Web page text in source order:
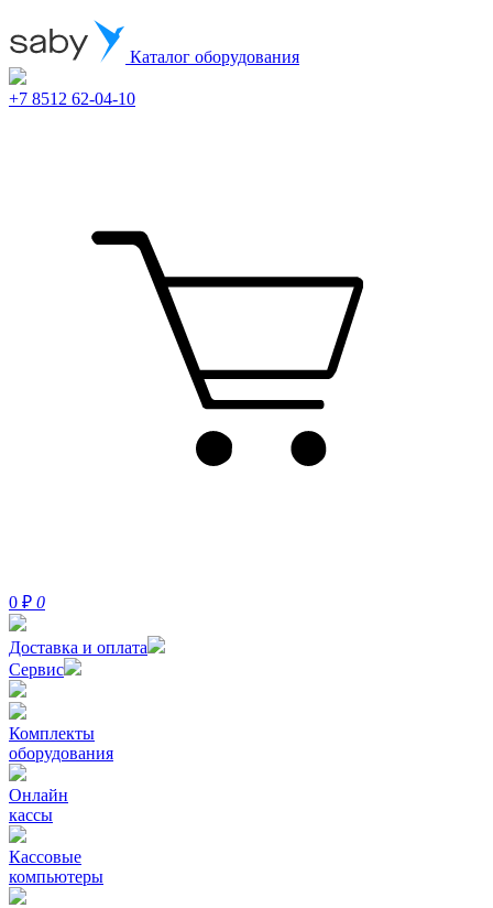
Каталог оборудования
+7 8512 62-04-10
0 ₽ 0
Доставка и оплата
Сервис
Комплекты
оборудования
Онлайн
кассы
Кассовые
компьютеры